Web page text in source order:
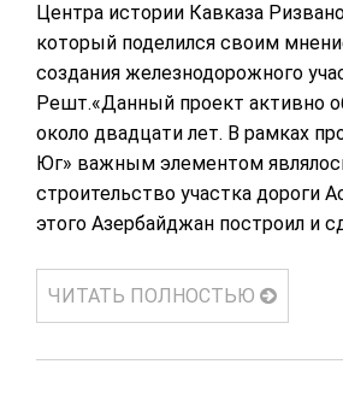
Центра истории Кавказа
который поделился своим
создания железнодорожного
Решт.«Данный проект активно
около двадцати лет. В рамках
Юг» важным элементом
строительство участка дороги
этого Азербайджан построил и
ЧИТАТЬ ПОЛНОСТЬЮ